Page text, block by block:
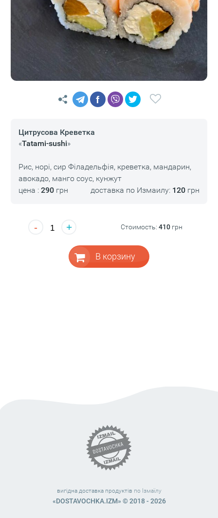
f
Цитрусова Креветка
«Tatami-sushi»
Рис, норі, сир Філадельфія, креветка, мандарин,
авокадо, манго соус, кунжут
цена : 290грн доставка по Измаилу: 120 грн
- + Стоимость:410 грн
В корзину
вигідна доставка продуктів по Ізмаїлу
«DOSTAVOCHKA.IZM» © 2018 - 2026